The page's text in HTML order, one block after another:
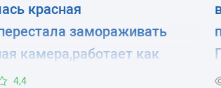
красная
замораживать
камера,работает как
4,4